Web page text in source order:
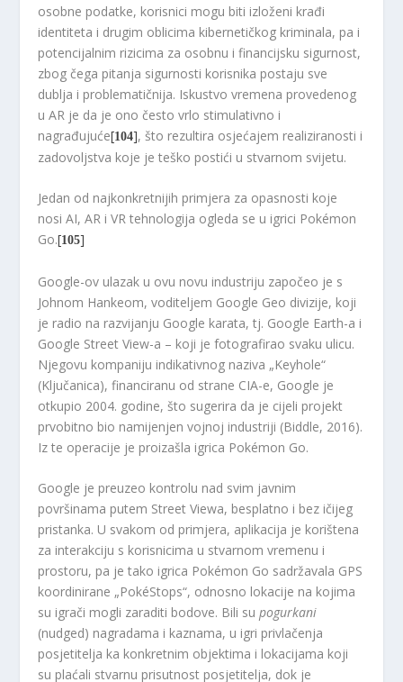
osobne podatke, korisnici mogu biti izloženi krađi
identiteta i drugim oblicima kibernetičkog kriminala, pa i
potencijalnim rizicima za osobnu i financijsku sigurnost,
zbog čega pitanja sigurnosti korisnika postaju sve
dublja i problematičnija. Iskustvo vremena provedenog
u AR je da je ono često vrlo stimulativno i
nagrađujuće[104], što rezultira osjećajem realiziranosti i
zadovoljstva koje je teško postići u stvarnom svijetu.
Jedan od najkonkretnijih primjera za opasnosti koje
nosi AI, AR i VR tehnologija ogleda se u igrici Pokémon
Go.[105]
Google-ov ulazak u ovu novu industriju započeo je s
Johnom Hankeom, voditeljem Google Geo divizije, koji
je radio na razvijanju Google karata, tj. Google Earth-a i
Google Street View-a – koji je fotografirao svaku ulicu.
Njegovu kompaniju indikativnog naziva „Keyhole“
(Ključanica), financiranu od strane CIA-e, Google je
otkupio 2004. godine, što sugerira da je cijeli projekt
prvobitno bio namijenjen vojnoj industriji (Biddle, 2016).
Iz te operacije je proizašla igrica Pokémon Go.
Google je preuzeo kontrolu nad svim javnim
površinama putem Street Viewa, besplatno i bez ičijeg
pristanka. U svakom od primjera, aplikacija je korištena
za interakciju s korisnicima u stvarnom vremenu i
prostoru, pa je tako igrica Pokémon Go sadržavala GPS
koordinirane „PokéStops“, odnosno lokacije na kojima
su igrači mogli zaraditi bodove. Bili supogurkani
(nudged) nagradama i kaznama, u igri privlačenja
posjetitelja ka konkretnim objektima i lokacijama koji
su plaćali stvarnu prisutnost posjetitelja, dok je